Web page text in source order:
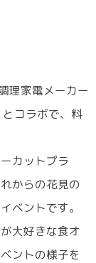
理家電メーカー
とコラボで、料
カットプラ
からの花見の
ベントです。
大好きな食オ
ントの様子を